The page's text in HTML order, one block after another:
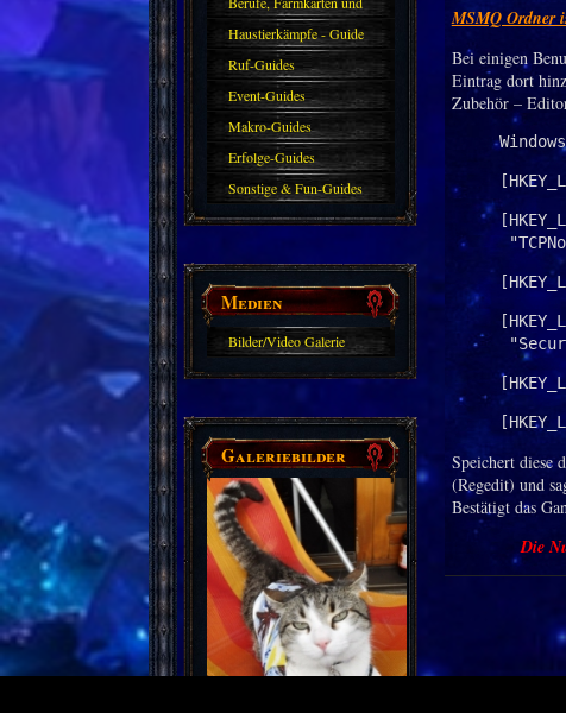
Haustiere
Haustierkämpfe - Guide
Ruf-Guides
Event-Guides
Makro-Guides
Erfolge-Guides
Sonstige & Fun-Guides
Medien
Bilder/Video Galerie
Galeriebilder
MSMQ Ordner
Bei einigen
Eintrag dort
Zubehör –
Speichert diese
(Regedit) und
Bestätigt das
Die